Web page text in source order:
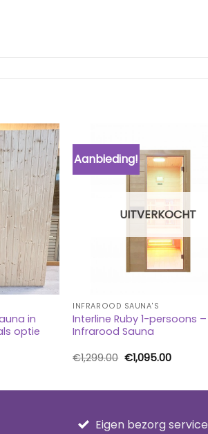
in
optie
Aanbieding!
UITVERKOCHT
INFRAROOD SAUNA'S
Interline Ruby 1-persoons –
Infrarood Sauna
€1,299.00 Oorspronkelijke
prijs
€1,095.00Huidige
Eigen bezorg service